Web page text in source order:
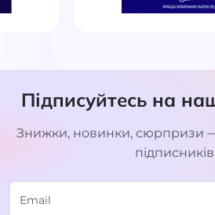
Підписуйтесь на
Знижки, новинки, сюрпризи